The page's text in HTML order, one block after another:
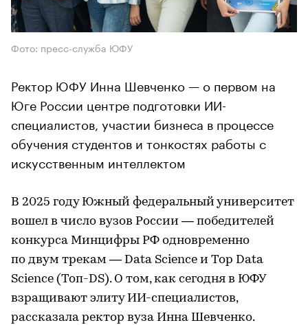
Фото: пресс-служба ЮФУ
Ректор ЮФУ Инна Шевченко — о первом на
Юге России центре подготовки ИИ-
специалистов, участии бизнеса в процессе
обучения студентов и тонкостях работы с
искусственным интеллектом
В 2025 году Южный федеральный университет
вошел в число вузов России — победителей
конкурса Минцифры РФ одновременно
по двум трекам — Data Science и Top Data
Science (Топ-DS). О том, как сегодня в ЮФУ
взращивают элиту ИИ-специалистов,
рассказала ректор вуза Инна Шевченко.